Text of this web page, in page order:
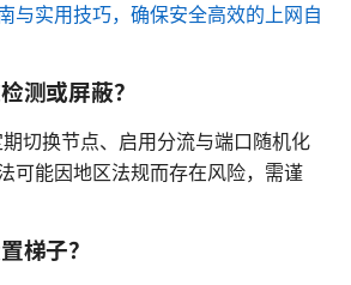
与实用技巧，确保安全高效的上网自
测或屏蔽？
切换节点、启用分流与端口随机化
可能因地区法规而存在风险，需谨
梯子？